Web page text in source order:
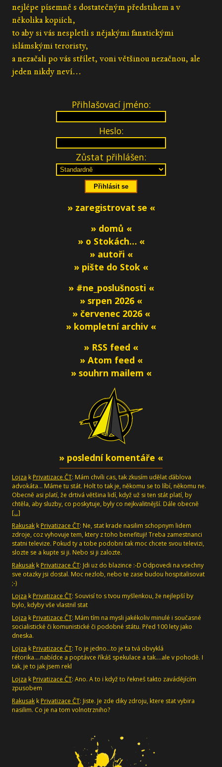
nejlépe písemně s dostatečným předstihem a v
několika kopiích,
to aby si vás nespletli s nějakými fanatickými
islámskými teroristy,
a nezačali po vás střílet, voni většinou nezačnou, ale
jeden nikdy neví...
Přihlašovací jméno:
Heslo:
Zůstat přihlášen:
» zaregistrovat se «
» domů «
» o Stokách… «
» autoři «
» pište do Stok «
» #ne_poslušnosti «
» srpen 2026 «
» červenec 2026 «
» kompletní archiv «
» RSS feed «
» Atom feed «
» souhrn mailem «
» poslední komentáře «
Lojza k Privatizace ČT: Mám chvíli cas, tak zkusím udělat ďáblova
advokáta... Máme tu stát. Holt to tak je, někomu se to líbí, někomu ne.
Obecně asi platí, že drtivá většina lidí, když už si ten stát platí, by
chtěla, aby sluzby, co poskytuje, byly co nejkvalitnější. Dále obecně
[…]
Rakusak k Privatizace ČT: Ne, stat krade nasilim schopnym lidem
zdroje, coz vyhovuje tem, ktery z toho benefituji! Treba zamestnanci
statni televize. Pokud ty a tobe podobni tak moc chcete svou televizi,
slozte se a kupte si ji. Nebo si ji zalozte.
Rakusak k Privatizace ČT: Jdi uz do blazince :-D Odpovedi na vsechny
sve otazky jsi dostal. Moc nezlob, nebo te zase budou hospitalisovat
;-)
Lojza k Privatizace ČT: Souvisí to s tvou myšlenkou, že nejlepší by
bylo, kdyby vše vlastnil stat
Lojza k Privatizace ČT: Mám tím na mysli jakékoliv minulé i současné
socialistické či komunistické či podobné státu. Před 100 lety jako
dneska.
Lojza k Privatizace ČT: To je jedno...to je ta tvá obvyklá
rétorika....nabídce a poptávce říkáš spekulace a tak....ale v pohodě. I
tak, je to jak jsem rekl
Lojza k Privatizace ČT: Ano. A to i když to řekneš takto zavádějícím
zpusobem
Rakusak k Privatizace ČT: Jiste. Je zde diky zdroju, ktere stat vybira
nasilim. Co je na tom volnotrzniho?